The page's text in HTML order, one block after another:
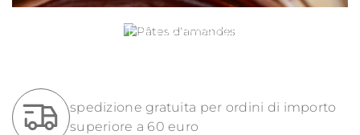
PÂTES D'AMANDES
spedizione gratuita per ordini di importo
superiore a 60 euro